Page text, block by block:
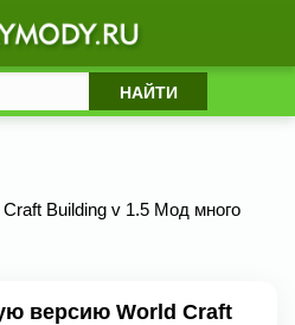
Craft Building v 1.5 Мод много
версию World Craft